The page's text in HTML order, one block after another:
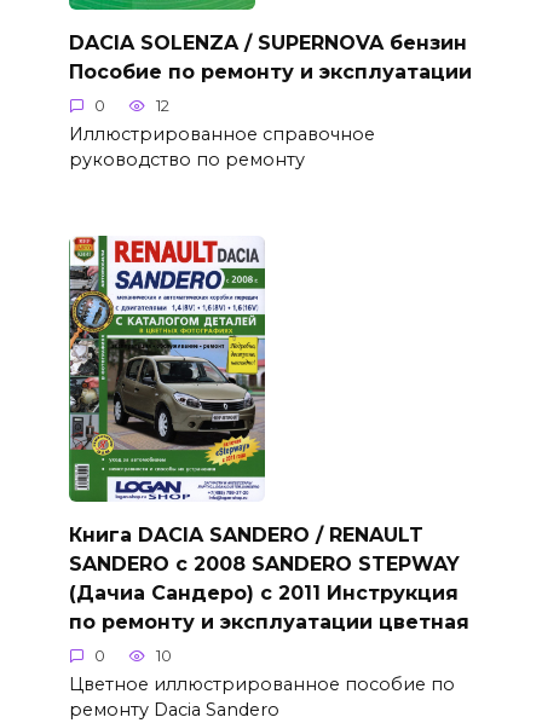
DACIA SOLENZA / SUPERNOVA бензин
Пособие по ремонту и эксплуатации
0 12
Иллюстрированное справочное
руководство по ремонту
Книга DACIA SANDERO / RENAULT
SANDERO с 2008 SANDERO STEPWAY
(Дачиа Сандеро) с 2011 Инструкция
по ремонту и эксплуатации цветная
0 10
Цветное иллюстрированное пособие по
ремонту Dacia Sandero